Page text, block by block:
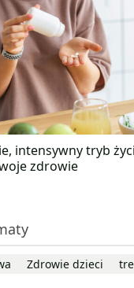
intensywny tryb
zdrowie
Zdrowie dzieci